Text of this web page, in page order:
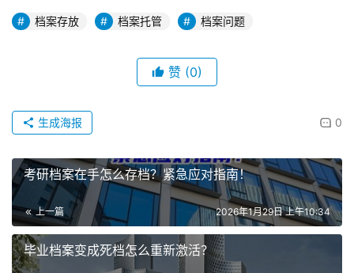
档案存放 档案托管 档案问题
赞 (0)
0
生成海报
考研档案在手怎么存档？紧急应对指南！
上一篇 2026年1月29日 上午10:34
毕业档案变成死档怎么重新激活？